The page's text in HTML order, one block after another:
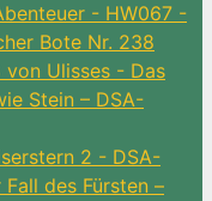
- HW067 -
Bote Nr. 238
Ulisses - Das
Stein – DSA-
2 - DSA-
Fall des Fürsten –